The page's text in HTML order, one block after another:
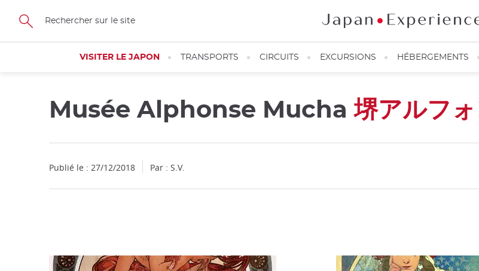
Skip
main
VISITER LE JAPON TRANSPORTS CIRCUITS EXCURSIONS HÉBERGEMENTS
Musée Alphonse Mucha堺アルフ
Publié le : 27/12/2018 Par : S.V.